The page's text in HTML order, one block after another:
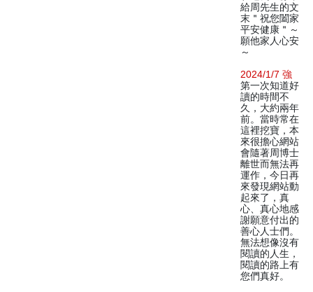
給周先生的文
末＂祝您闔家
平安健康＂～
願他家人心安
～
2024/1/7 強
第一次知道好
讀的時間不
久，大約兩年
前。當時常在
這裡挖寶，本
來很擔心網站
會隨著周博士
離世而無法再
運作，今日再
來發現網站動
起來了，真
心、真心地感
謝願意付出的
善心人士們。
無法想像沒有
閱讀的人生，
閱讀的路上有
您們真好。